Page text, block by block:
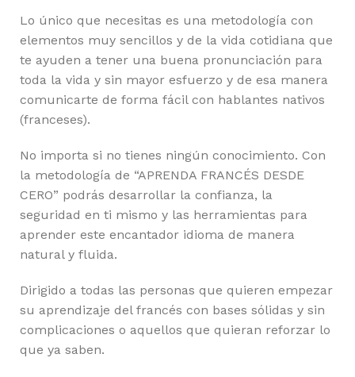
Lo único que necesitas es una metodología con
elementos muy sencillos y de la vida cotidiana que
te ayuden a tener una buena pronunciación para
toda la vida y sin mayor esfuerzo y de esa manera
comunicarte de forma fácil con hablantes nativos
(franceses).
No importa si no tienes ningún conocimiento. Con
la metodología de “APRENDA FRANCÉS DESDE
CERO” podrás desarrollar la confianza, la
seguridad en ti mismo y las herramientas para
aprender este encantador idioma de manera
natural y fluida.
Dirigido a todas las personas que quieren empezar
su aprendizaje del francés con bases sólidas y sin
complicaciones o aquellos que quieran reforzar lo
que ya saben.